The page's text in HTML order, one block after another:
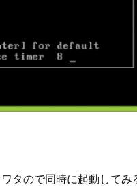
タので同時に起動してみ